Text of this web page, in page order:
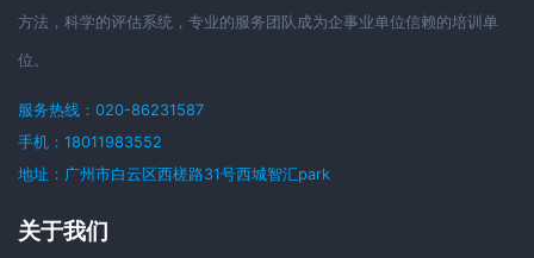
方法，科学的评估系统，专业的服务团队成为企事业单位信赖的培训单
位。
服务热线：020-86231587
手机：18011983552
地址：广州市白云区西槎路31号西城智汇park
关于我们